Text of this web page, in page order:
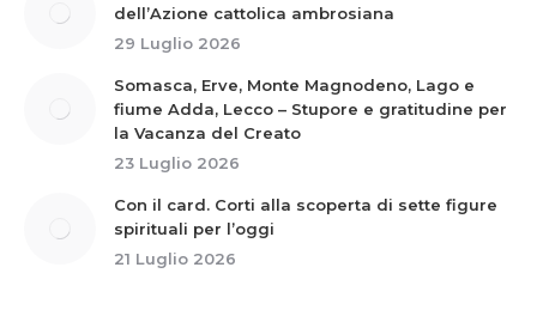
dell’Azione cattolica ambrosiana
29 Luglio 2026
Somasca, Erve, Monte Magnodeno, Lago e
fiume Adda, Lecco – Stupore e gratitudine per
la Vacanza del Creato
23 Luglio 2026
Con il card. Corti alla scoperta di sette figure
spirituali per l’oggi
21 Luglio 2026